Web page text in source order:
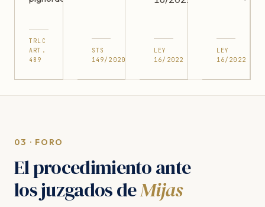
TRLC
ART.
489
STS
149/2020
LEY
16/2022
LEY
16/2022
03 · FORO
El procedimiento ante
los juzgados deMijas